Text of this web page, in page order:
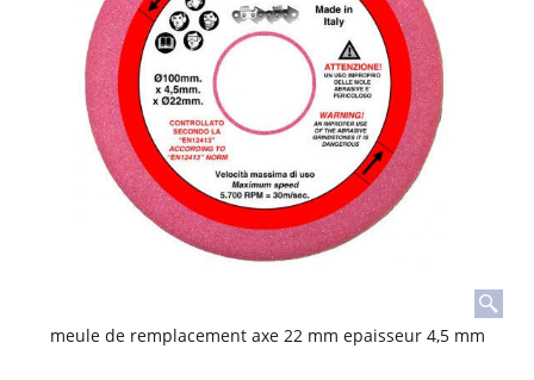
meule de remplacement axe 22 mm epaisseur 4,5 mm